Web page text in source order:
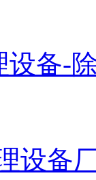
设备-